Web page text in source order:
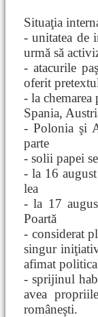
Situaţia
- unitatea de
urmă să
- atacurile
oferit
- la
Spania,
- Polonia şi
parte
- solii papei
- la 16
lea
- la 17
Poartă
- considerat
singur
afimat
- sprijinul
avea
româneşti.